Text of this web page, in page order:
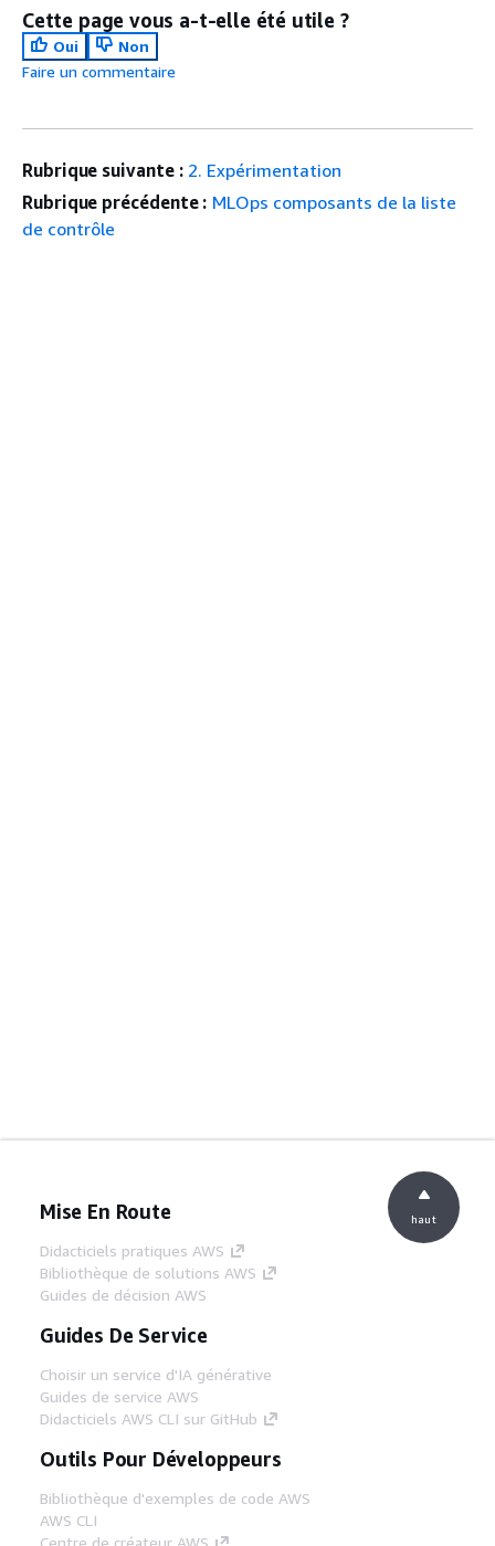
Cette page vous a-t-elle été utile ?
Oui
Non
Faire un commentaire
Rubrique suivante : 2. Expérimentation
Rubrique précédente : MLOps composants de la liste
de contrôle
Mise En Route
Didacticiels pratiques AWS
Bibliothèque de solutions AWS
Guides de décision AWS
Guides De Service
Choisir un service d'IA générative
Guides de service AWS
Didacticiels AWS CLI sur GitHub
Outils Pour Développeurs
Bibliothèque d'exemples de code AWS
AWS CLI
Centre de créateur AWS
haut